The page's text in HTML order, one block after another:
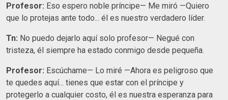
Profesor: Eso espero noble príncipe— Me miró —Quiero
que lo protejas ante todo... él es nuestro verdadero líder.
Tn: No puedo dejarlo aquí solo profesor— Negué con
tristeza, él siempre ha estado conmigo desde pequeña.
Profesor: Escúchame— Lo miré —Ahora es peligroso que
te quedes aquí... tienes que estar con el príncipe y
protegerlo a cualquier costo, él es nuestra esperanza para